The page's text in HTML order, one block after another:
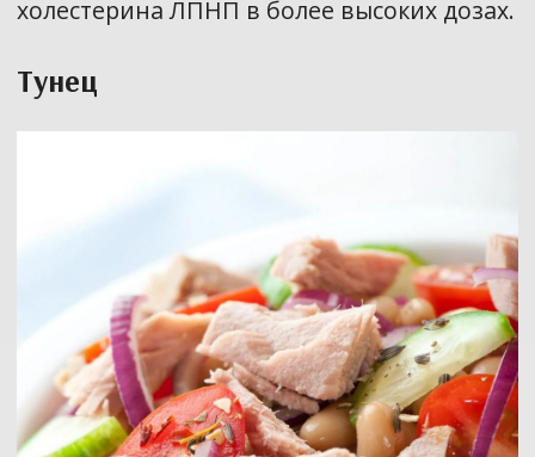
холестерина ЛПНП в более высоких дозах.
Тунец